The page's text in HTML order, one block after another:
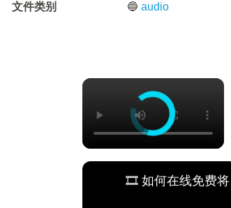
文件类别 🔵audio
×
🎞️ 如何在线免费